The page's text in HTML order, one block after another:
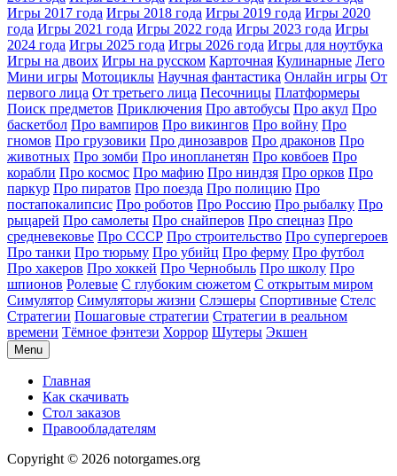
Игры 2017 года Игры 2018 года Игры 2019 года Игры 2020
года Игры 2021 года Игры 2022 года Игры 2023 года Игры
2024 года Игры 2025 года Игры 2026 года Игры для ноутбука
Игры на двоих Игры на русском Карточная Кулинарные Лего
Мини игры Мотоциклы Научная фантастика Онлайн игры От
первого лица От третьего лица Песочницы Платформеры
Поиск предметов Приключения Про автобусы Про акул Про
баскетбол Про вампиров Про викингов Про войну Про
гномов Про грузовики Про динозавров Про драконов Про
животных Про зомби Про инопланетян Про ковбоев Про
корабли Про космос Про мафию Про ниндзя Про орков Про
паркур Про пиратов Про поезда Про полицию Про
постапокалипсис Про роботов Про Россию Про рыбалку Про
рыцарей Про самолеты Про снайперов Про спецназ Про
средневековье Про СССР Про строительство Про супергероев
Про танки Про тюрьму Про убийц Про ферму Про футбол
Про хакеров Про хоккей Про Чернобыль Про школу Про
шпионов Ролевые С глубоким сюжетом С открытым миром
Симулятор Симуляторы жизни Слэшеры Спортивные Стелс
Стратегии Пошаговые стратегии Стратегии в реальном
времени Тёмное фэнтези Хоррор Шутеры Экшен
Menu
Главная
Как скачивать
Стол заказов
Правообладателям
Copyright © 2026 notorgames.org